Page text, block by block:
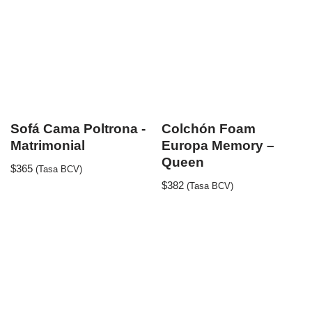
Sofá Cama Poltrona -
Matrimonial
$365 (Tasa BCV)
Colchón Foam
Europa Memory –
Queen
$382 (Tasa BCV)